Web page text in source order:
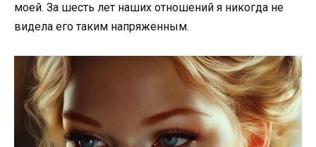
моей. За шесть лет наших отношений я никогда не
видела его таким напряженным.